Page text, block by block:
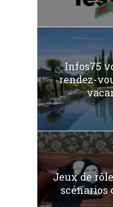
Infos75
rendez-
Jeux de
scénarios